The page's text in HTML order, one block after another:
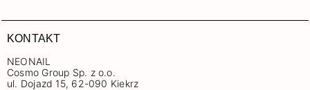
KONTAKT
NEONAIL
Cosmo Group Sp. z o.o.
ul. Dojazd 15, 62-090 Kiekrz